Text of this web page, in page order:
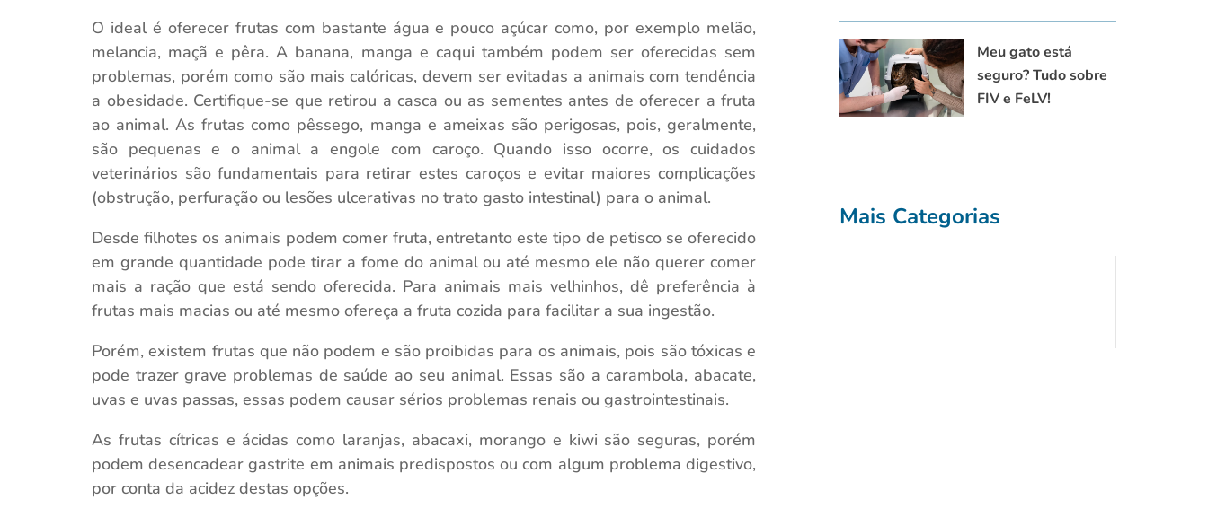
O ideal é oferecer frutas com bastante água e pouco açúcar como, por exemplo melão,
melancia, maçã e pêra. A banana, manga e caqui também podem ser oferecidas sem
problemas, porém como são mais calóricas, devem ser evitadas a animais com tendência
a obesidade. Certifique-se que retirou a casca ou as sementes antes de oferecer a fruta
ao animal. As frutas como pêssego, manga e ameixas são perigosas, pois, geralmente,
são pequenas e o animal a engole com caroço. Quando isso ocorre, os cuidados
veterinários são fundamentais para retirar estes caroços e evitar maiores complicações
(obstrução, perfuração ou lesões ulcerativas no trato gasto intestinal) para o animal.
Desde filhotes os animais podem comer fruta, entretanto este tipo de petisco se oferecido
em grande quantidade pode tirar a fome do animal ou até mesmo ele não querer comer
mais a ração que está sendo oferecida. Para animais mais velhinhos, dê preferência à
frutas mais macias ou até mesmo ofereça a fruta cozida para facilitar a sua ingestão.
Porém, existem frutas que não podem e são proibidas para os animais, pois são tóxicas e
pode trazer grave problemas de saúde ao seu animal. Essas são a carambola, abacate,
uvas e uvas passas, essas podem causar sérios problemas renais ou gastrointestinais.
As frutas cítricas e ácidas como laranjas, abacaxi, morango e kiwi são seguras, porém
podem desencadear gastrite em animais predispostos ou com algum problema digestivo,
por conta da acidez destas opções.
Meu gato está
seguro? Tudo sobre
FIV e FeLV!
Mais Categorias